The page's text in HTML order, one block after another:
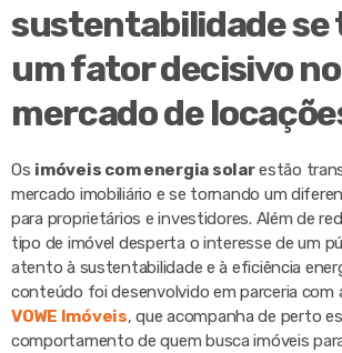
sustentabilidade se
um fator decisivo no
mercado de
Os imóveis com energia solarestão
mercado imobiliário e se tornando um
para proprietários e investidores. Além de
tipo de imóvel desperta o interesse de um
atento à sustentabilidade e à eficiência
conteúdo foi desenvolvido em parceria com
VOWE Imóveis, que acompanha de perto
comportamento de quem busca imóveis